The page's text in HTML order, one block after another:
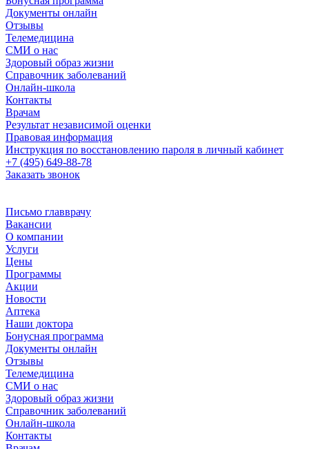
Документы онлайн
Отзывы
Телемедицина
СМИ о нас
Здоровый образ жизни
Справочник заболеваний
Онлайн-школа
Контакты
Врачам
Результат независимой оценки
Правовая информация
Инструкция по восстановлению пароля в личный кабинет
+7 (495) 649-88-78
Заказать звонок
Письмо главврачу
Вакансии
О компании
Услуги
Цены
Программы
Акции
Новости
Аптека
Наши доктора
Бонусная программа
Документы онлайн
Отзывы
Телемедицина
СМИ о нас
Здоровый образ жизни
Справочник заболеваний
Онлайн-школа
Контакты